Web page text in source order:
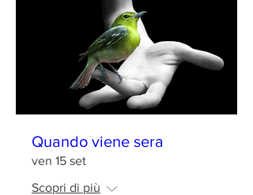
Quando viene sera
ven 15 set
Scopri di più